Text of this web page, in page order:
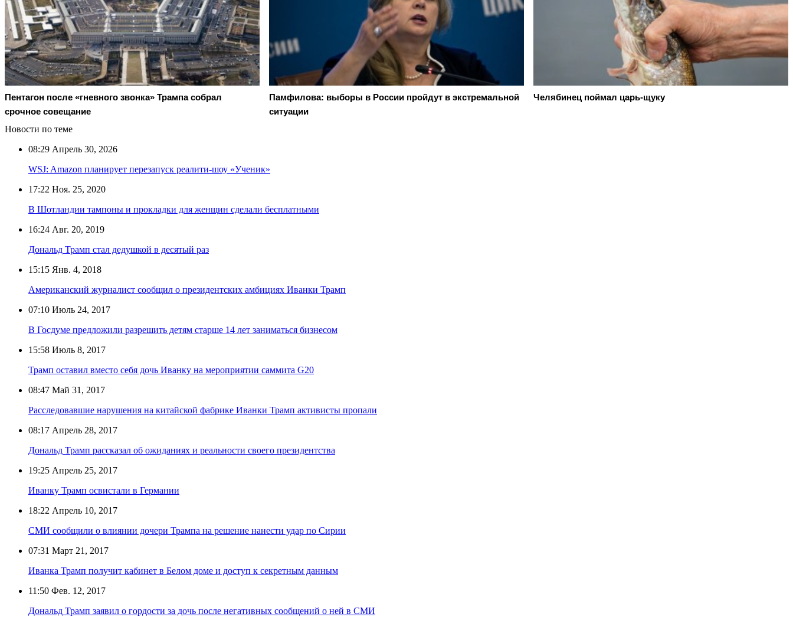
Пентагон после «гневного звонка» Трампа собрал
срочное совещание
Памфилова: выборы в России пройдут в экстремальной
ситуации
Челябинец поймал царь-щуку
Новости по теме
08:29 Апрель 30, 2026
WSJ: Amazon планирует перезапуск реалити-шоу «Ученик»
17:22 Ноя. 25, 2020
В Шотландии тампоны и прокладки для женщин сделали бесплатными
16:24 Авг. 20, 2019
Дональд Трамп стал дедушкой в десятый раз
15:15 Янв. 4, 2018
Американский журналист сообщил о президентских амбициях Иванки Трамп
07:10 Июль 24, 2017
В Госдуме предложили разрешить детям старше 14 лет заниматься бизнесом
15:58 Июль 8, 2017
Трамп оставил вместо себя дочь Иванку на мероприятии саммита G20
08:47 Май 31, 2017
Расследовавшие нарушения на китайской фабрике Иванки Трамп активисты пропали
08:17 Апрель 28, 2017
Дональд Трамп рассказал об ожиданиях и реальности своего президентства
19:25 Апрель 25, 2017
Иванку Трамп освистали в Германии
18:22 Апрель 10, 2017
СМИ сообщили о влиянии дочери Трампа на решение нанести удар по Сирии
07:31 Март 21, 2017
Иванка Трамп получит кабинет в Белом доме и доступ к секретным данным
11:50 Фев. 12, 2017
Дональд Трамп заявил о гордости за дочь после негативных сообщений о ней в СМИ